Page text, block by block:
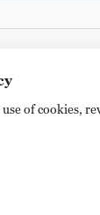
of cookies,